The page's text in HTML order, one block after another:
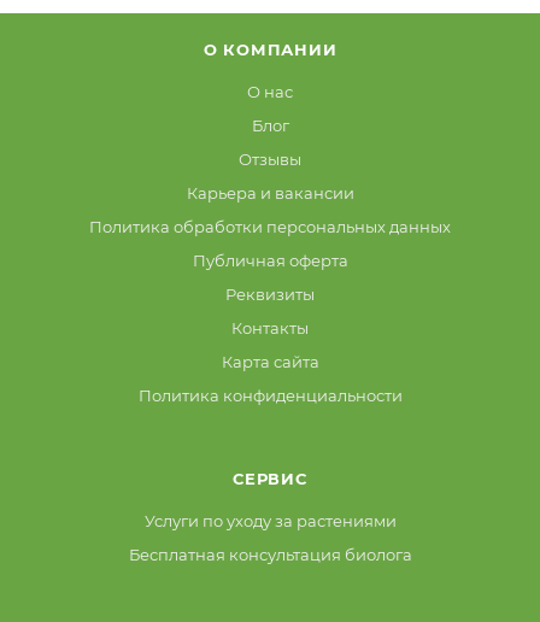
О КОМПАНИИ
О нас
Блог
Отзывы
Карьера и вакансии
Политика обработки персональных данных
Публичная оферта
Реквизиты
Контакты
Карта сайта
Политика конфиденциальности
СЕРВИС
Услуги по уходу за растениями
Бесплатная консультация биолога